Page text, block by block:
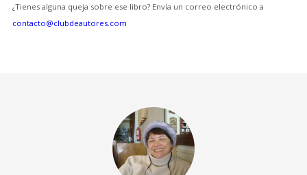
¿Tienes alguna queja sobre ese libro? Envía un correo electrónico a
contacto@clubdeautores.com